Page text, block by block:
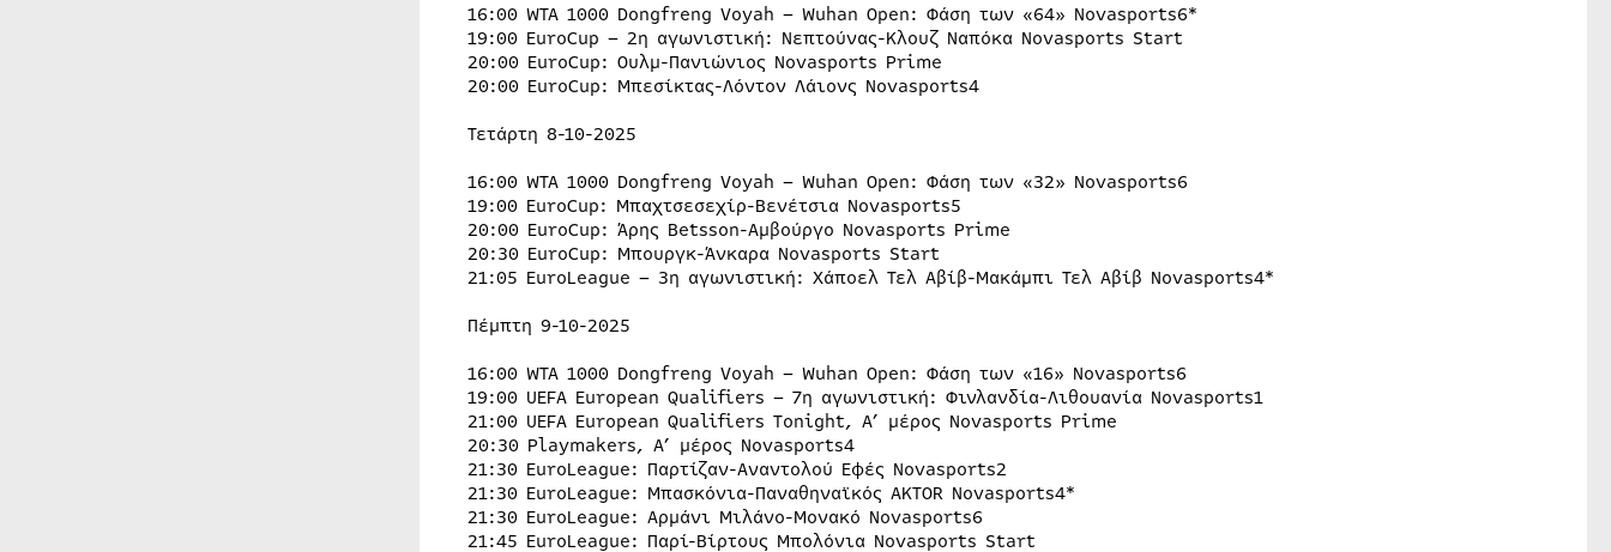
16:00 WTA 1000 Dongfreng Voyah – Wuhan Open: Φάση των «64» Novasports6*
19:00 EuroCup – 2η αγωνιστική: Νεπτούνας-Κλουζ Ναπόκα Novasports Start
20:00 EuroCup: Ουλμ-Πανιώνιος Novasports Prime
20:00 EuroCup: Μπεσίκτας-Λόντον Λάιονς Novasports4
Τετάρτη 8-10-2025
16:00 WTA 1000 Dongfreng Voyah – Wuhan Open: Φάση των «32» Novasports6
19:00 EuroCup: Μπαχτσεσεχίρ-Βενέτσια Novasports5
20:00 EuroCup: Άρης Betsson-Αμβούργο Novasports Prime
20:30 EuroCup: Μπουργκ-Άνκαρα Novasports Start
21:05 EuroLeague – 3η αγωνιστική: Χάποελ Τελ Αβίβ-Μακάμπι Τελ Αβίβ Novasports4*
Πέμπτη 9-10-2025
16:00 WTA 1000 Dongfreng Voyah – Wuhan Open: Φάση των «16» Novasports6
19:00 UEFA European Qualifiers – 7η αγωνιστική: Φινλανδία-Λιθουανία Novasports1
21:00 UEFA European Qualifiers Tonight, Α’ μέρος Novasports Prime
20:30 Playmakers, Α’ μέρος Novasports4
21:30 EuroLeague: Παρτίζαν-Αναντολού Εφές Novasports2
21:30 EuroLeague: Μπασκόνια-Παναθηναϊκός AKTOR Novasports4*
21:30 EuroLeague: Αρμάνι Μιλάνο-Μονακό Novasports6
21:45 EuroLeague: Παρί-Βίρτους Μπολόνια Novasports Start